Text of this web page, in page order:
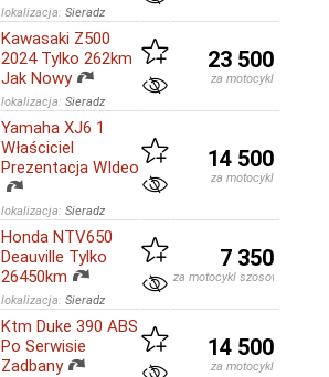
lokalizacja: Sieradz
Kawasaki Z500
2024 Tylko 262km
Jak Nowy
lokalizacja: Sieradz
23 500
za motocykl
Yamaha XJ6 1
Właściciel
Prezentacja WIdeo
lokalizacja: Sieradz
14 500
za motocykl
Honda NTV650
Deauville Tylko
26450km
lokalizacja: Sieradz
7 350
za motocykl szosowo-
Ktm Duke 390 ABS
Po Serwisie
Zadbany
14 500
za motocykl